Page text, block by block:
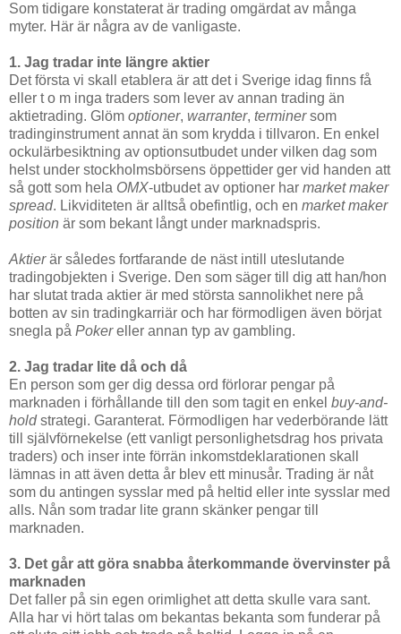
Som tidigare konstaterat är trading omgärdat av många
myter. Här är några av de vanligaste.
1. Jag tradar inte längre aktier
Det första vi skall etablera är att det i Sverige idag finns få
eller t o m inga traders som lever av annan trading än
aktietrading. Glöm optioner, warranter, terminersom
tradinginstrument annat än som krydda i tillvaron. En enkel
ockulärbesiktning av optionsutbudet under vilken dag som
helst under stockholmsbörsens öppettider ger vid handen att
så gott som hela OMX-utbudet av optioner har market maker
spread. Likviditeten är alltså obefintlig, och en market maker
position är som bekant långt under marknadspris.
Aktierär således fortfarande de näst intill uteslutande
tradingobjekten i Sverige. Den som säger till dig att han/hon
har slutat trada aktier är med största sannolikhet nere på
botten av sin tradingkarriär och har förmodligen även börjat
snegla på Pokereller annan typ av gambling.
2. Jag tradar lite då och då
En person som ger dig dessa ord förlorar pengar på
marknaden i förhållande till den som tagit en enkel buy-and-
holdstrategi. Garanterat. Förmodligen har vederbörande lätt
till självförnekelse (ett vanligt personlighetsdrag hos privata
traders) och inser inte förrän inkomstdeklarationen skall
lämnas in att även detta år blev ett minusår. Trading är nåt
som du antingen sysslar med på heltid eller inte sysslar med
alls. Nån som tradar lite grann skänker pengar till
marknaden.
3. Det går att göra snabba återkommande övervinster på
marknaden
Det faller på sin egen orimlighet att detta skulle vara sant.
Alla har vi hört talas om bekantas bekanta som funderar på